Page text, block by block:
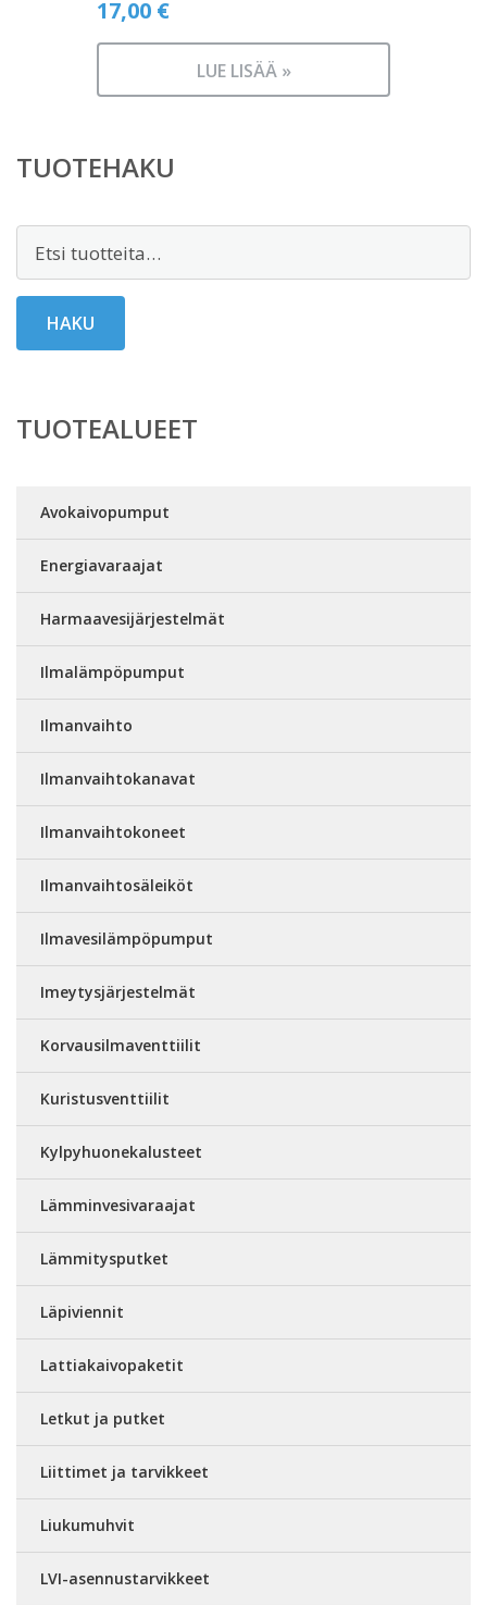
17,00 €
LUE LISÄÄ »
TUOTEHAKU
HAKU
TUOTEALUEET
Avokaivopumput
Energiavaraajat
Harmaavesijärjestelmät
Ilmalämpöpumput
Ilmanvaihto
Ilmanvaihtokanavat
Ilmanvaihtokoneet
Ilmanvaihtosäleiköt
Ilmavesilämpöpumput
Imeytysjärjestelmät
Korvausilmaventtiilit
Kuristusventtiilit
Kylpyhuonekalusteet
Lämminvesivaraajat
Lämmitysputket
Läpiviennit
Lattiakaivopaketit
Letkut ja putket
Liittimet ja tarvikkeet
Liukumuhvit
LVI-asennustarvikkeet